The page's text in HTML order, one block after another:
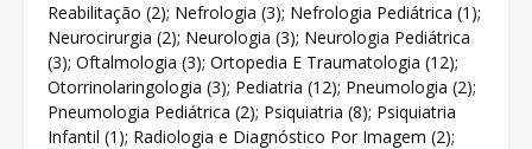
Reabilitação (2); Nefrologia (3); Nefrologia Pediátrica (1);
Neurocirurgia (2); Neurologia (3); Neurologia Pediátrica
(3); Oftalmologia (3); Ortopedia E Traumatologia (12);
Otorrinolaringologia (3); Pediatria (12); Pneumologia (2);
Pneumologia Pediátrica (2); Psiquiatria (8); Psiquiatria
Infantil (1); Radiologia e Diagnóstico Por Imagem (2);